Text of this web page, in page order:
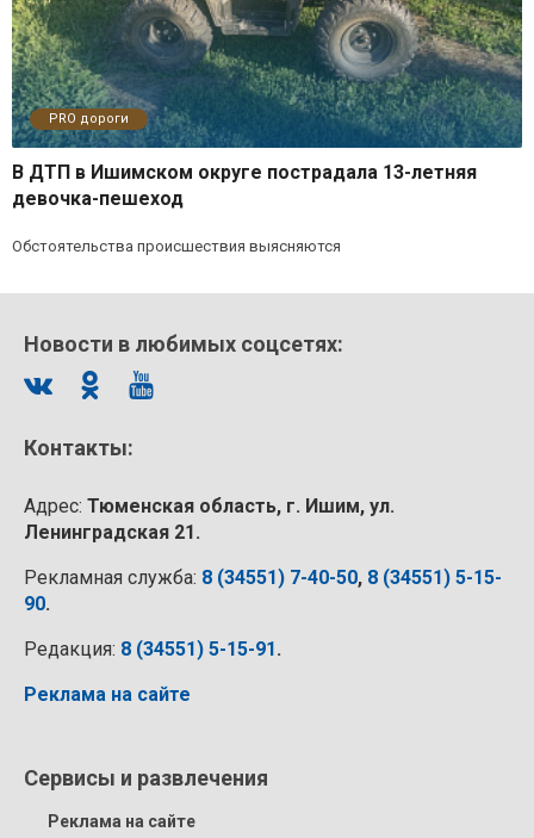
PRO дороги
В ДТП в Ишимском округе пострадала 13-летняя
девочка-пешеход
Обстоятельства происшествия выясняются
Новости в любимых соцсетях:
Контакты:
Адрес: Тюменская область, г. Ишим, ул.
Ленинградская 21.
Рекламная служба: 8 (34551) 7-40-50, 8 (34551) 5-15-
90.
Редакция: 8 (34551) 5-15-91.
Реклама на сайте
Сервисы и развлечения
Реклама на сайте